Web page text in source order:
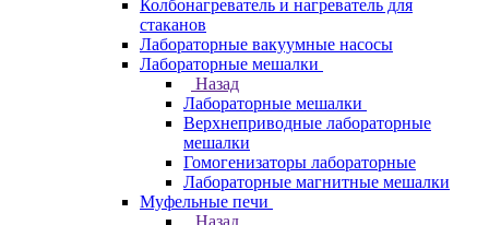
Колбонагреватель и нагреватель для
стаканов
Лабораторные вакуумные насосы
Лабораторные мешалки
Назад
Лабораторные мешалки
Верхнеприводные лабораторные
мешалки
Гомогенизаторы лабораторные
Лабораторные магнитные мешалки
Муфельные печи
Назад